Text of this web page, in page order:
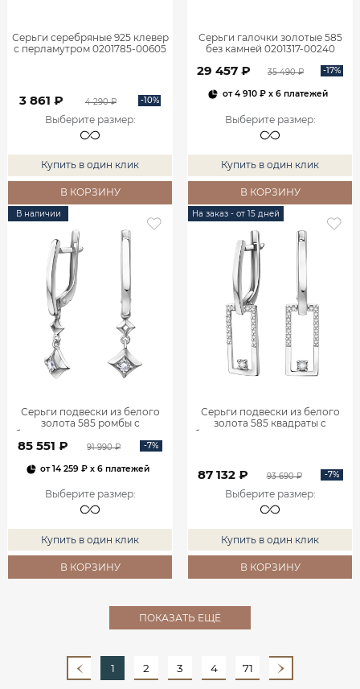
Серьги серебряные 925 клевер
с перламутром 0201785-00605
3 861 ₽ 4 290 ₽ -10%
Выберите размер:
Купить в один клик
В КОРЗИНУ
Серьги галочки золотые 585
без камней 0201317-00240
29 457 ₽ 35 490 ₽ -17%
от4 910 ₽x 6 платежей
Выберите размер:
Купить в один клик
В КОРЗИНУ
В наличии
Серьги подвески из белого
золота 585 ромбы с
бриллиантами 0201935-00002
85 551 ₽ 91 990 ₽ -7%
от14 259 ₽ x 6 платежей
Выберите размер:
Купить в один клик
В КОРЗИНУ
На заказ - от 15 дней
Серьги подвески из белого
золота 585 квадраты с
бриллиантами 0201940-00002
87 132 ₽ 93 690 ₽ -7%
Выберите размер:
Купить в один клик
В КОРЗИНУ
ПОКАЗАТЬ ЕЩЁ
1 2 3 4 71